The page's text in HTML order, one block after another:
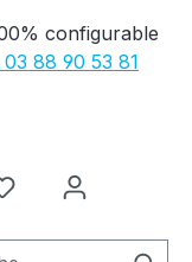
configurable
03 88 90 53 81
Vous avez 0